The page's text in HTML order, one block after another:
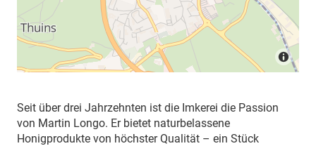
Seit über drei Jahrzehnten ist die Imkerei die Passion
von Martin Longo. Er bietet naturbelassene
Honigprodukte von höchster Qualität – ein Stück